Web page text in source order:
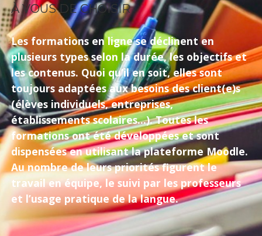
À VOUS DE CHOISIR
Les formations en ligne se déclinent en
plusieurs types selon la durée, les objectifs et
les contenus. Quoi qu’il en soit, elles sont
toujours adaptées aux besoins des client(e)s
(élèves individuels, entreprises,
établissements scolaires...). Toutes les
formations ont été développées et sont
dispensées en utilisant la plateforme Moodle.
Au nombre de leurs priorités figurent le
travail en équipe, le suivi par les professeurs
et l’usage pratique de la langue.